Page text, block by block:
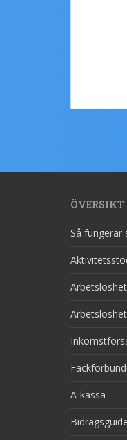
ÖVERSIKT
Så fungerar
Fackförbund
A-kassa